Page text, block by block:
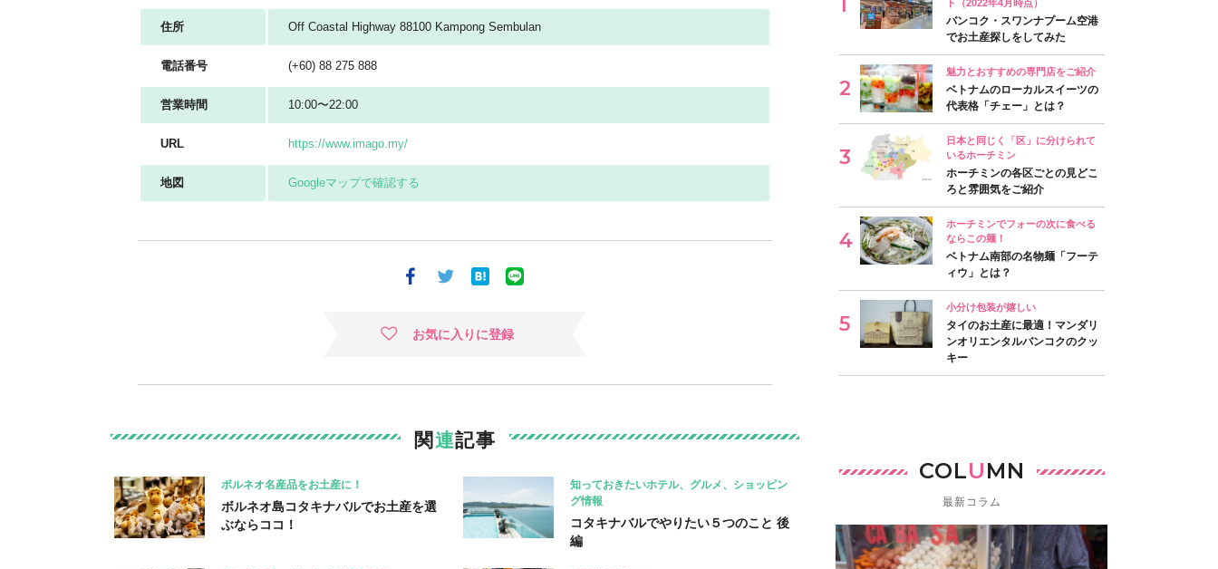
住所 Off Coastal Highway 88100 Kampong Sembulan
電話番号 (+60) 88 275 888
営業時間 10:00〜22:00
URL https://www.imago.my/
地図 Googleマップで確認する
お気に入りに登録
関連記事
ボルネオ名産品をお土産に！
ボルネオ島コタキナバルでお土産を選
ぶならココ！
知っておきたいホテル、グルメ、ショッピン
グ情報
コタキナバルでやりたい５つのこと 後
編
ト（2022年4月時点）
バンコク・スワンナプーム空港
でお土産探しをしてみた
魅力とおすすめの専門店をご紹介
ベトナムのローカルスイーツの
代表格「チェー」とは？
日本と同じく「区」に分けられて
いるホーチミン
ホーチミンの各区ごとの見どこ
ろと雰囲気をご紹介
ホーチミンでフォーの次に食べる
ならこの麺！
ベトナム南部の名物麺「フーテ
ィウ」とは？
小分け包装が嬉しい
タイのお土産に最適！マンダリ
ンオリエンタルバンコクのクッ
キー
COLUMN
最新コラム